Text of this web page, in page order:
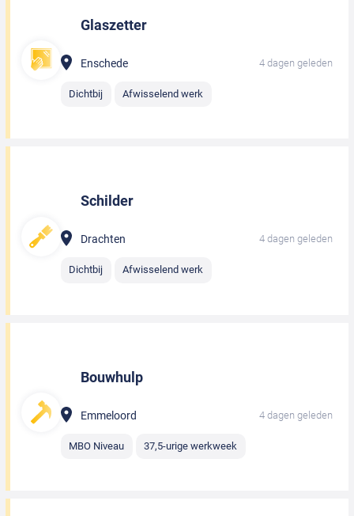
Glaszetter
Enschede 4 dagen geleden
Dichtbij Afwisselend werk
Schilder
Drachten 4 dagen geleden
Dichtbij Afwisselend werk
Bouwhulp
Emmeloord 4 dagen geleden
MBO Niveau 37,5-urige werkweek